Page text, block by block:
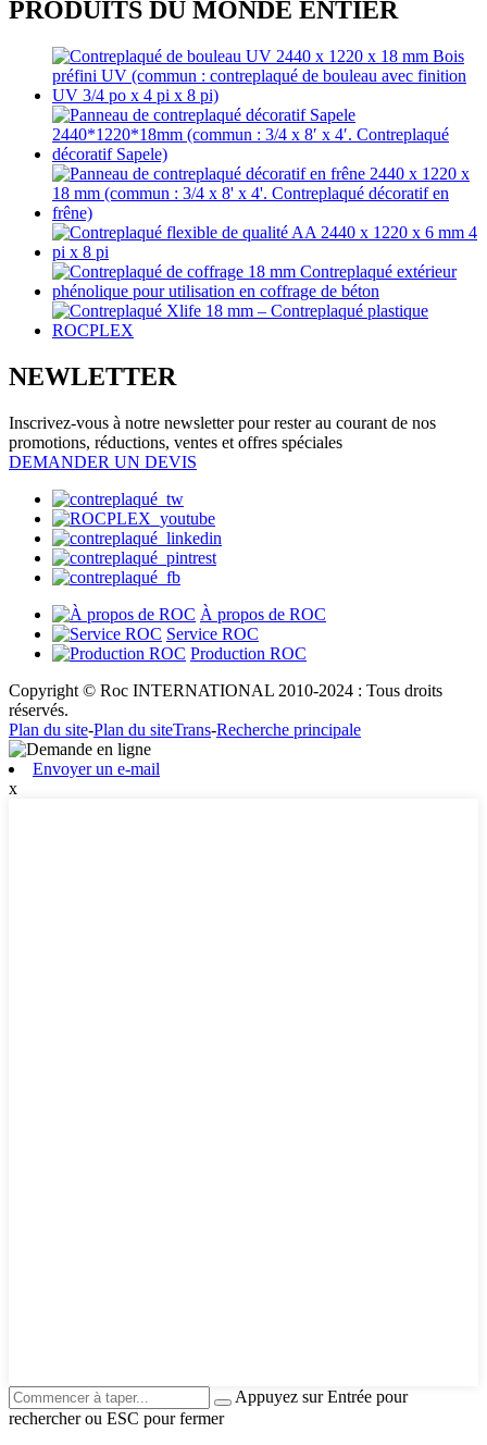
PRODUITS DU MONDE ENTIER
NEWLETTER
Inscrivez-vous à notre newsletter pour rester au courant de nos
promotions, réductions, ventes et offres spéciales
DEMANDER UN DEVIS
À propos de ROC
Service ROC
Production ROC
Copyright © Roc INTERNATIONAL 2010-2024 : Tous droits
réservés.
Plan du site-Plan du siteTrans-Recherche principale
Envoyer un e-mail
x
Appuyez sur Entrée pour
rechercher ou ESC pour fermer